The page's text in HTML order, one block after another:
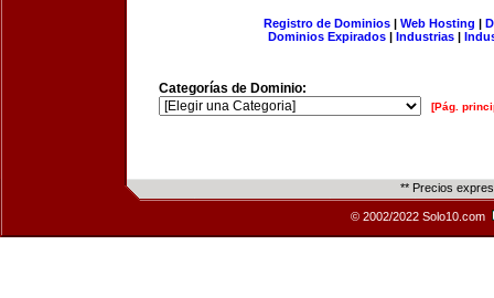
Registro de Dominios| Web Hosting |
Dominios Expirados | Industrias |
Categorías de Dominio:
[Pág.
** Precios
© 2002/2022 Solo10.com